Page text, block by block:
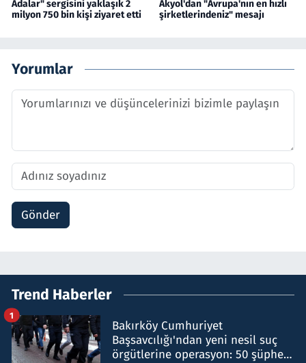
Adalar" sergisini yaklaşık 2
milyon 750 bin kişi ziyaret etti
Akyol'dan "Avrupa'nın en hızlı
şirketlerindeniz" mesajı
Yorumlar
Gönder
Trend Haberler
Bakırköy Cumhuriyet
Başsavcılığı'ndan yeni nesil suç
örgütlerine operasyon: 50 şüpheli
1